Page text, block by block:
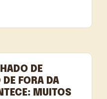
DE
FORA DA
MUITOS